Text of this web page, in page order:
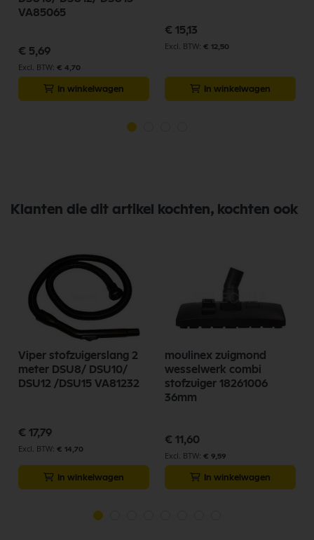
VA85065
€ 5,69
€ 4,70
In winkelwagen
€ 15,13
€ 12,50
In winkelwagen
Klanten die dit artikel kochten, kochten ook
Viper stofzuigerslang 2
meter DSU8/ DSU10/
DSU12 /DSU15 VA81232
€ 17,79
€ 14,70
In winkelwagen
moulinex zuigmond
wesselwerk combi
stofzuiger 18261006
36mm
€ 11,60
€ 9,59
In winkelwagen